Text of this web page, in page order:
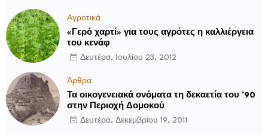
Αγροτικά
«Γερό χαρτί» για τους αγρότες η καλλιέργεια
του κενάφ
Δευτέρα, Ιουλίου 23, 2012
Άρθρα
Τα οικογενειακά ονόματα τη δεκαετία του ’90
στην Περιοχή Δομοκού
Δευτέρα, Δεκεμβρίου 19, 2011